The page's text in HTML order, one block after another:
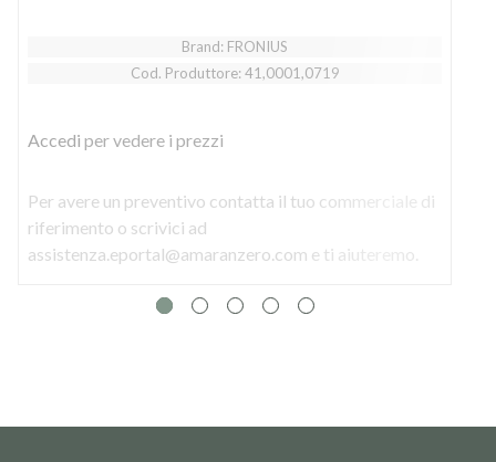
Brand: FRONIUS
Cod. Produttore: 41,0001,0719
Accedi per vedere i prezzi
Per avere un preventivo contatta il tuo commerciale di
riferimento o scrivici ad
assistenza.eportal@amaranzero.com e ti aiuteremo.